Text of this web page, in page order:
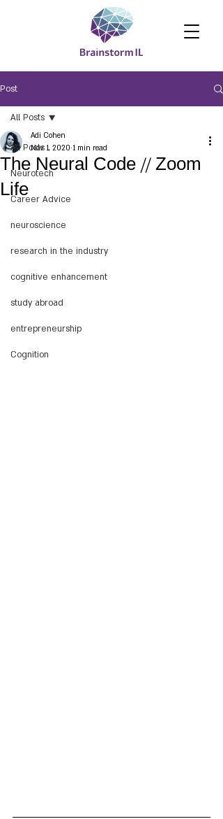
Post
All Posts
Neurotech
Career Advice
neuroscience
research in the industry
cognitive enhancement
study abroad
entrepreneurship
Cognition
All Posts
The Neural Code // Zoom
Life
Adi Cohen
Nov 1, 2020 1 min read